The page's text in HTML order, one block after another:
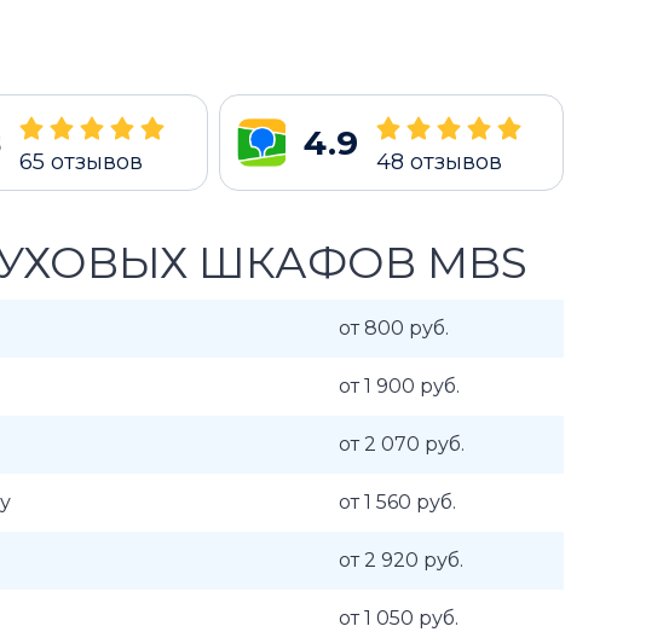
65 отзывов 4.9 48 отзывов
ШКАФОВ MBS
от 800 руб.
от 1 900 руб.
от 2 070 руб.
от 1 560 руб.
от 2 920 руб.
от 1 050 руб.